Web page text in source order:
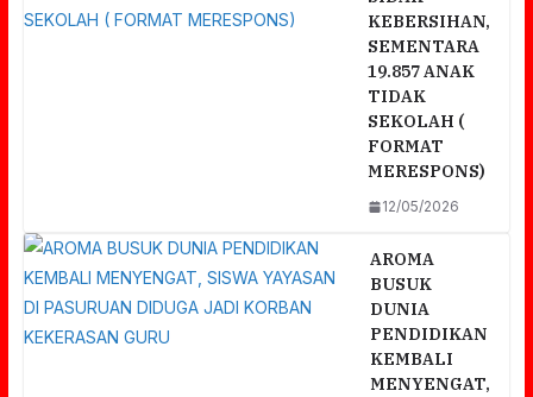
KEBERSIHAN,
SEMENTARA
19.857 ANAK
TIDAK
SEKOLAH (
FORMAT
MERESPONS)
12/05/2026
AROMA
BUSUK
DUNIA
PENDIDIKAN
KEMBALI
MENYENGAT,